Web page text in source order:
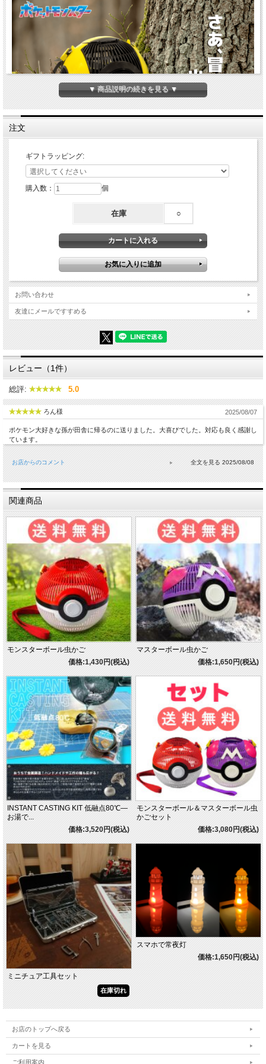
モンスターボール虫かごシリーズにハイパーボールが登
「モンスターボール虫かご」「マスターボール虫かご」
「スーパーボール虫かご」に続く第4弾、「ハイパーボー
虫かごとしての機能も充実！
・真ん中のボタンを押すと開閉！
・持ち運び易い肩紐つき！
・上部の小窓も開閉可能！
・フラットな底面で安定して使用できます！
ポケモンの虫かごシリーズは販売数累計約50万個！
「モンスターボール虫かご」「マスターボール虫かご」
「スーパーボール虫かご」も好評発売中！
ポケモントレーナーの気分を満喫できるアイテム！
「さぁ、ハイパーボール虫かごを持って冒険へ
出発だ！」
©Nintendo・Creatures・GAME FREAK・TV Tokyo・
ShoPro・JR Kikaku ©Pokémon
▼ 商品説明の続きを見る ▼
注文
ギフトラッピング:
購入数： 個
在庫 ○
お問い合わせ
友達にメールですすめる
レビュー（1件）
総評: 5.0
ろん様 2025/08/07
ポケモン大好きな孫が田舎に帰るのに送りました。大喜びでした。対応も良く感謝し
ています。
お店からのコメント 2025/08/08
関連商品
モンスターボール虫かご
価格:1,430円(税込)
マスターボール虫かご
価格:1,650円(税込)
INSTANT CASTING KIT 低融点80℃―
お湯で...
価格:3,520円(税込)
モンスターボール＆マスターボール虫
かごセット
価格:3,080円(税込)
ミニチュア工具セット
在庫切れ
スマホで常夜灯
価格:1,650円(税込)
お店のトップへ戻る
カートを見る
ご利用案内